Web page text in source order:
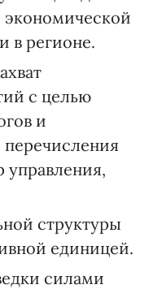
экономической
в регионе.
с целью
и
перечисления
управления,
структуры
единицей.
силами